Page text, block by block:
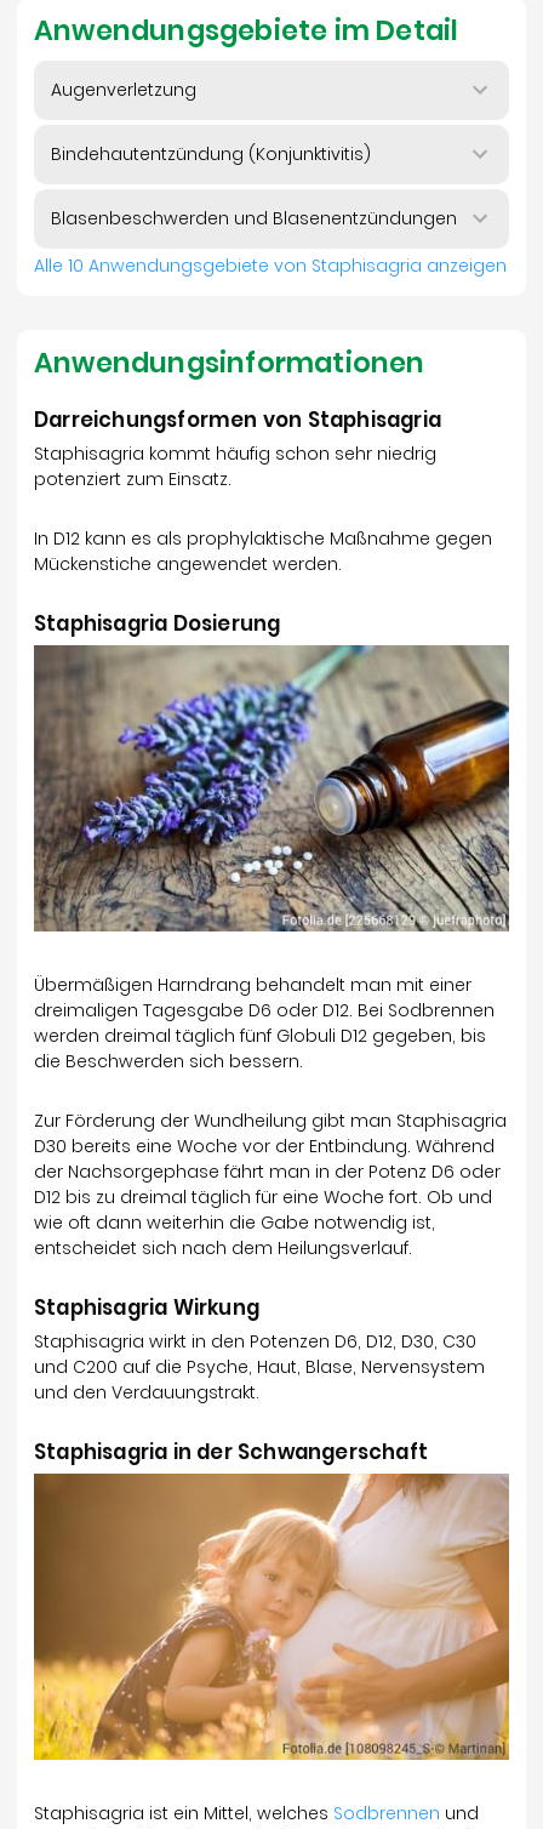
Anwendungsgebiete im Detail
Augenverletzung
Bindehautentzündung (Konjunktivitis)
Blasenbeschwerden und Blasenentzündungen
Alle 10 Anwendungsgebiete von Staphisagria anzeigen
Anwendungsinformationen
Darreichungsformen von Staphisagria
Staphisagria kommt häufig schon sehr niedrig
potenziert zum Einsatz.
In D12 kann es als prophylaktische Maßnahme gegen
Mückenstiche angewendet werden.
Staphisagria Dosierung
Übermäßigen Harndrang behandelt man mit einer
dreimaligen Tagesgabe D6 oder D12. Bei Sodbrennen
werden dreimal täglich fünf Globuli D12 gegeben, bis
die Beschwerden sich bessern.
Zur Förderung der Wundheilung gibt man Staphisagria
D30 bereits eine Woche vor der Entbindung. Während
der Nachsorgephase fährt man in der Potenz D6 oder
D12 bis zu dreimal täglich für eine Woche fort. Ob und
wie oft dann weiterhin die Gabe notwendig ist,
entscheidet sich nach dem Heilungsverlauf.
Staphisagria Wirkung
Staphisagria wirkt in den Potenzen D6, D12, D30, C30
und C200 auf die Psyche, Haut, Blase, Nervensystem
und den Verdauungstrakt.
Staphisagria in der Schwangerschaft
Staphisagria ist ein Mittel, welches Sodbrennen und